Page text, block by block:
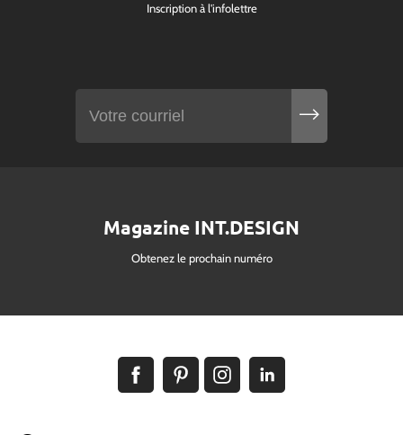
Inscription à l'infolettre
Magazine INT.DESIGN
Obtenez le prochain numéro